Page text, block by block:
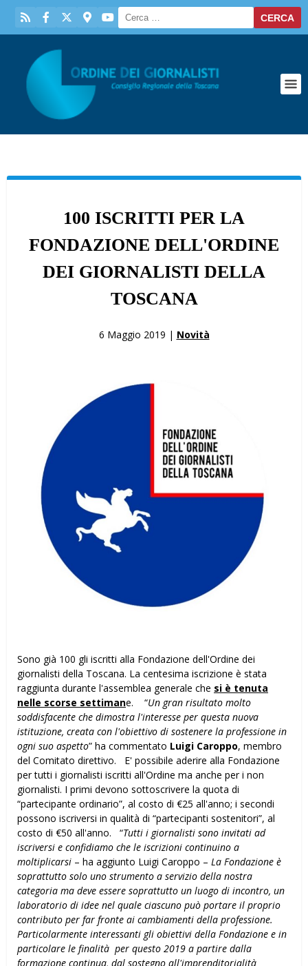
100 ISCRITTI PER LA
FONDAZIONE DELL'ORDINE
DEI GIORNALISTI DELLA
TOSCANA
6 Maggio 2019 | Novità
Sono già 100 gli iscritti alla Fondazione dell'Ordine dei
giornalisti della Toscana. La centesima iscrizione è stata
raggiunta durante l'assemblea generale che si è tenuta
nelle scorse settimane. “Un gran risultato molto
soddisfacente che dimostra l'interesse per questa nuova
istituzione, creata con l'obiettivo di sostenere la professione in
ogni suo aspetto” ha commentato Luigi Caroppo, membro
del Comitato direttivo. E' possibile aderire alla Fondazione
per tutti i giornalisti iscritti all'Ordine ma anche per i non
giornalisti. I primi devono sottoscrivere la quota di
“partecipante ordinario”, al costo di €25 all'anno; i secondi
possono iscriversi in qualità di “partecipanti sostenitori”, al
costo di €50 all'anno. “Tutti i giornalisti sono invitati ad
iscriversi e confidiamo che le iscrizioni continuino a
moltiplicarsi – ha aggiunto Luigi Caroppo – La Fondazione è
soprattutto solo uno strumento a servizio della nostra
categoria ma deve essere soprattutto un luogo di incontro, un
laboratorio di idee nel quale ciascuno può portare il proprio
contributo per far fronte ai cambiamenti della professione.
Particolarmente interessanti gli obiettivi della Fondazione e in
particolare le finalità per questo 2019 a partire dalla
formazione continua, dal sostegno all'imprenditorialità